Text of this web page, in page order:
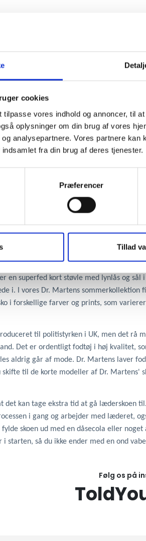
cookies
tilpasse vores indhold og annoncer, til
oplysninger om din brug af vores
analysepartnere. Vores partnere
fra din brug af deres tjenester.
Præferencer
Tillad
– vi har altid et bredt udvalg
der både er blevet ikoniske items
styles, så du altid kan finde et par
en superfed kort støvle med lynlås og
i. I vores Dr. Martens sommerkollektion
i forskellige farver og prints, som
til politistyrken i UK, men det
Det er ordentligt fodtøj i høj kvalitet,
aldrig går af mode. Dr. Martens laver
til de korte modeller af Dr. Martens'
det kan tage ekstra tid at gå læderskoen
i gang og arbejder med læderet,
skoen ud med en dåsecola eller
starten, så du ikke ender med en ond
Følg os på